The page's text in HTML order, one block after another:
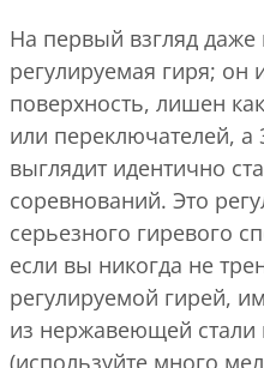
На первый взгляд
регулируемая гиря; он
поверхность, лишен
или переключателей, а
выглядит идентично
соревнований. Это
серьезного гиревого
если вы никогда не
регулируемой гирей,
из нержавеющей стали
(используйте много